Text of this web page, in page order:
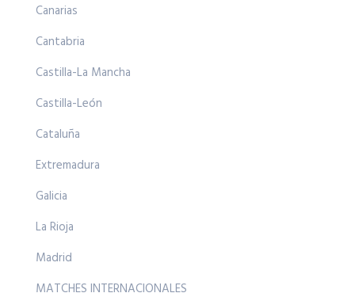
Canarias
Cantabria
Castilla-La Mancha
Castilla-León
Cataluña
Extremadura
Galicia
La Rioja
Madrid
MATCHES INTERNACIONALES